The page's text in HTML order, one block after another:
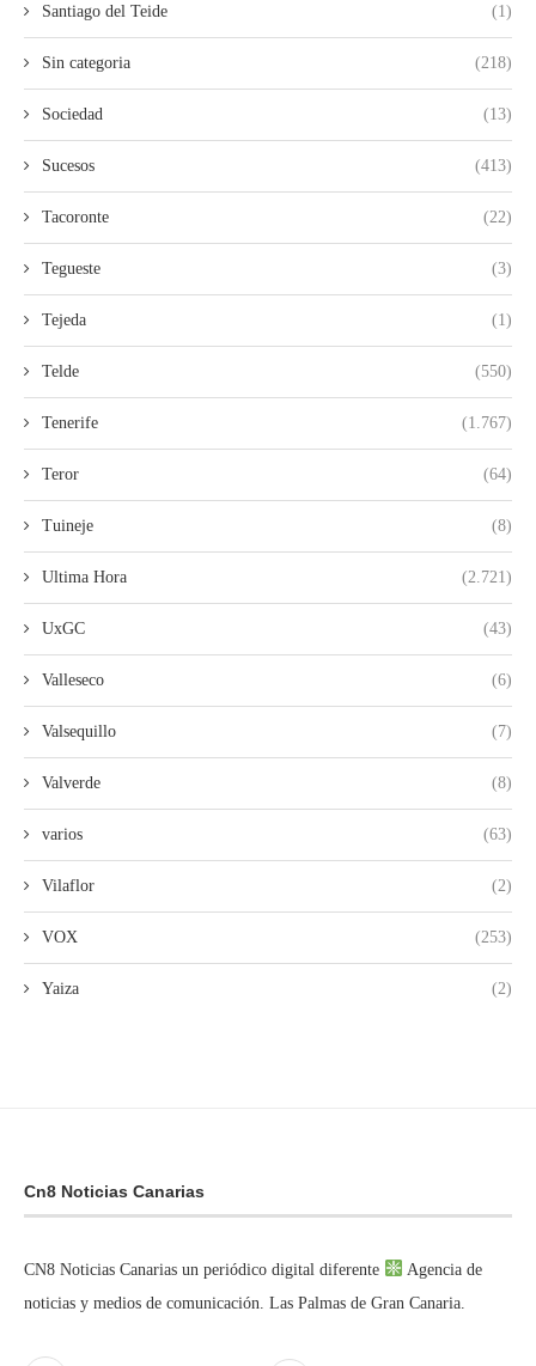
Santiago del Teide (1)
Sin categoria (218)
Sociedad (13)
Sucesos (413)
Tacoronte (22)
Tegueste (3)
Tejeda (1)
Telde (550)
Tenerife (1.767)
Teror (64)
Tuineje (8)
Ultima Hora (2.721)
UxGC (43)
Valleseco (6)
Valsequillo (7)
Valverde (8)
varios (63)
Vilaflor (2)
VOX (253)
Yaiza (2)
Cn8 Noticias Canarias
CN8 Noticias Canarias un periódico digital diferente
Agencia de
noticias y medios de comunicación. Las Palmas de Gran Canaria.